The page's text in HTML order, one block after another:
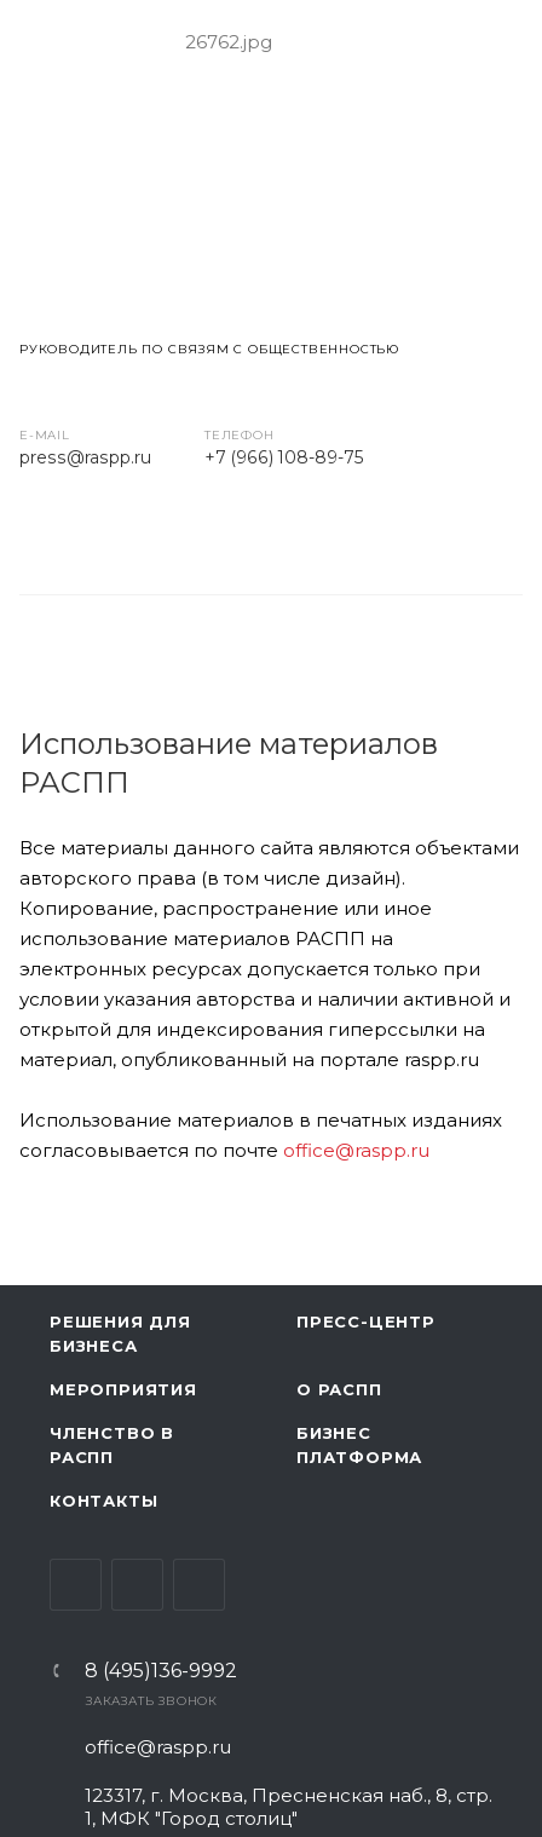
РУКОВОДИТЕЛЬ ПО СВЯЗЯМ С ОБЩЕСТВЕННОСТЬЮ
E-MAIL
press@raspp.ru
ТЕЛЕФОН
+7 (966) 108-89-75
Использование материалов
РАСПП
Все материалы данного сайта являются объектами
авторского права (в том числе дизайн).
Копирование, распространение или иное
использование материалов РАСПП на
электронных ресурсах допускается только при
условии указания авторства и наличии активной и
открытой для индексирования гиперссылки на
материал, опубликованный на портале raspp.ru
Использование материалов в печатных изданиях
согласовывается по почте office@raspp.ru
РЕШЕНИЯ ДЛЯ
БИЗНЕСА
ПРЕСС-ЦЕНТР
МЕРОПРИЯТИЯ О РАСПП
ЧЛЕНСТВО В
РАСПП
БИЗНЕС
ПЛАТФОРМА
КОНТАКТЫ
8 (495)136-9992
ЗАКАЗАТЬ ЗВОНОК
office@raspp.ru
123317, г. Москва, Пресненская наб., 8, стр.
1, МФК "Город столиц"